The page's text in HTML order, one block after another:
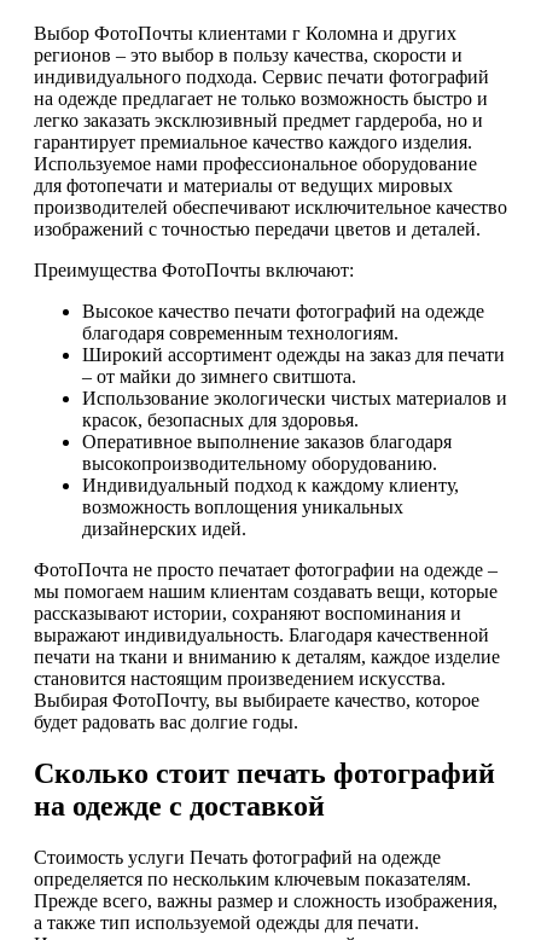
Выбор ФотоПочты клиентами г Коломна и других
регионов – это выбор в пользу качества, скорости и
индивидуального подхода. Сервис печати фотографий
на одежде предлагает не только возможность быстро и
легко заказать эксклюзивный предмет гардероба, но и
гарантирует премиальное качество каждого изделия.
Используемое нами профессиональное оборудование
для фотопечати и материалы от ведущих мировых
производителей обеспечивают исключительное качество
изображений с точностью передачи цветов и деталей.
Преимущества ФотоПочты включают:
Высокое качество печати фотографий на одежде
благодаря современным технологиям.
Широкий ассортимент одежды на заказ для печати
– от майки до зимнего свитшота.
Использование экологически чистых материалов и
красок, безопасных для здоровья.
Оперативное выполнение заказов благодаря
высокопроизводительному оборудованию.
Индивидуальный подход к каждому клиенту,
возможность воплощения уникальных
дизайнерских идей.
ФотоПочта не просто печатает фотографии на одежде –
мы помогаем нашим клиентам создавать вещи, которые
рассказывают истории, сохраняют воспоминания и
выражают индивидуальность. Благодаря качественной
печати на ткани и вниманию к деталям, каждое изделие
становится настоящим произведением искусства.
Выбирая ФотоПочту, вы выбираете качество, которое
будет радовать вас долгие годы.
Сколько стоит печать фотографий
на одежде с доставкой
Стоимость услуги Печать фотографий на одежде
определяется по нескольким ключевым показателям.
Прежде всего, важны размер и сложность изображения,
а также тип используемой одежды для печати.